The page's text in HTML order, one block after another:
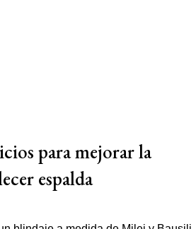
para mejorar la
espalda